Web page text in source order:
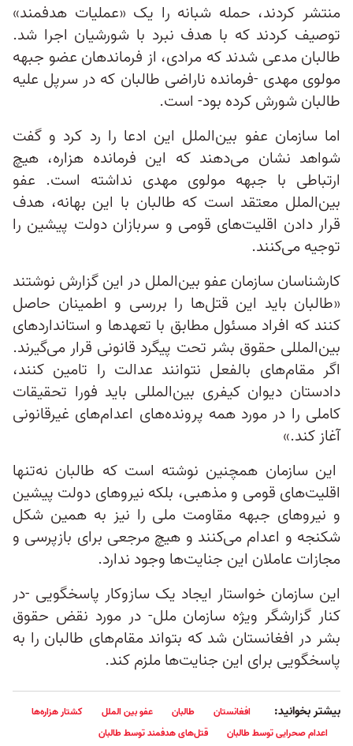
منتشر کردند، حمله شبانه را یک «عملیات هدفمند»
توصیف کردند که با هدف نبرد با شورشیان اجرا شد.
طالبان مدعی شدند که مرادی، از فرماندهان عضو جبهه
مولوی مهدی -‌فرمانده ناراضی طالبان که در سرپل علیه
طالبان شورش کرده بود- است.
اما سازمان عفو بین‌الملل این ادعا را رد کرد و گفت
شواهد نشان می‌دهند که این فرمانده هزاره، هیچ
ارتباطی با جبهه مولوی مهدی نداشته است. عفو
بین‌الملل معتقد است که طالبان با این بهانه، هدف
قرار دادن اقلیت‌های قومی و سربازان دولت پیشین را
توجیه می‌کنند.
کارشناسان سازمان عفو بین‌الملل در این گزارش نوشتند
«طالبان باید این قتل‌ها را بررسی و اطمینان حاصل
کنند که افراد مسئول مطابق با تعهدها و استانداردهای
بین‌المللی حقوق بشر تحت پیگرد قانونی قرار می‌گیرند.
اگر مقام‌های بالفعل نتوانند عدالت را تامین کنند،
دادستان دیوان کیفری بین‌المللی باید فورا تحقیقات
کاملی را در مورد همه پرونده‌های اعدام‌های غیرقانونی
آغاز کند.»
این سازمان همچنین نوشته است که طالبان نه‌تنها
اقلیت‌های قومی و مذهبی، بلکه نیروهای دولت پیشین
و نیروهای جبهه مقاومت ملی را نیز به همین شکل
شکنجه و اعدام می‌کنند و هیچ مرجعی برای بازپرسی و
مجازات عاملان این جنایت‌ها وجود ندارد.
این سازمان خواستار ایجاد یک سازوکار پاسخگویی -در
کنار گزارشگر ویژه سازمان ملل- در مورد نقض حقوق
بشر در افغانستان شد که بتواند مقام‌های طالبان را به
پاسخگویی برای این جنایت‌ها ملزم کند.
بیشتر بخوانید: افغانستان طالبان عفو بین الملل
کشتار هزاره‌ها
اعدام صحرایی توسط طالبان
قتل‌های هدفمند توسط طالبان